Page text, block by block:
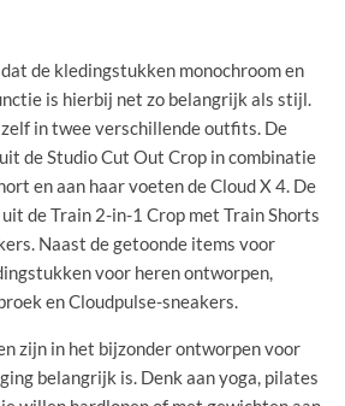
de kledingstukken monochroom en
is hierbij net zo belangrijk als stijl.
in twee verschillende outfits. De
de Studio Cut Out Crop in combinatie
en aan haar voeten de Cloud X 4. De
de Train 2-in-1 Crop met Train Shorts
Naast de getoonde items voor
voor heren ontworpen,
en Cloudpulse-sneakers.
zijn in het bijzonder ontworpen voor
belangrijk is. Denk aan yoga, pilates